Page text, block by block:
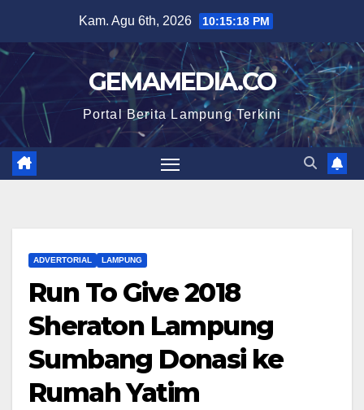
content
Kam. Agu 6th, 2026 10:15:19 PM
GEMAMEDIA.CO
Portal Berita Lampung Terkini
ADVERTORIAL LAMPUNG
Run To Give 2018
Sheraton Lampung
Sumbang Donasi ke
Rumah Yatim